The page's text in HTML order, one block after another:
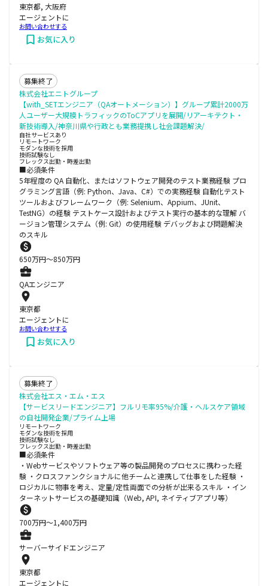
東京都, 大阪府
エージェントに
お問い合わせする
お気に入り
募集終了
株式会社エニトグループ
【with_SETエンジニア（QAオートメーション）】グループ累計2000万
人ユーザー大規模トラフィックのToCアプリを展開/リアーキテクト・
新技術導入/神奈川県や行政とも業務提携し社会課題解決/
自社サービスあり
リモートワーク
モダンな技術を採用
技術試験なし
フレックス出勤・時差出勤
■必須条件
5年程度の QA 自動化、またはソフトウェア開発のテスト業務経験 プロ
グラミング言語（例: Python、Java、C#）での実務経験 自動化テスト
ツールおよびフレームワーク（例: Selenium、Appium、JUnit、
TestNG）の経験 テストケース設計およびテスト実行の基本的な理解 バ
ージョン管理システム（例: Git）の使用経験 デバッグおよび問題解決
のスキル
650万円〜850万円
QAエンジニア
東京都
エージェントに
お問い合わせする
お気に入り
募集終了
株式会社エス・エム・エス
【サービスリードエンジニア】フルリモ率95%/介護・ヘルスケア領域
の自社開発企業/プライム上場
リモートワーク
モダンな技術を採用
技術試験なし
フレックス出勤・時差出勤
■必須条件
・Webサービスやソフトウェア等の製品開発のプロセスに携わった経
験 ・クロスファンクショナルに他チームと連携して仕事をした経験 ・
ロジカルに物事を考え、定量/定性両面での分析が出来るスキル ・イン
ターネットサービスの基礎知識（Web, API, ネイティブアプリ等）
700万円〜1,400万円
サーバーサイドエンジニア
東京都
エージェントに